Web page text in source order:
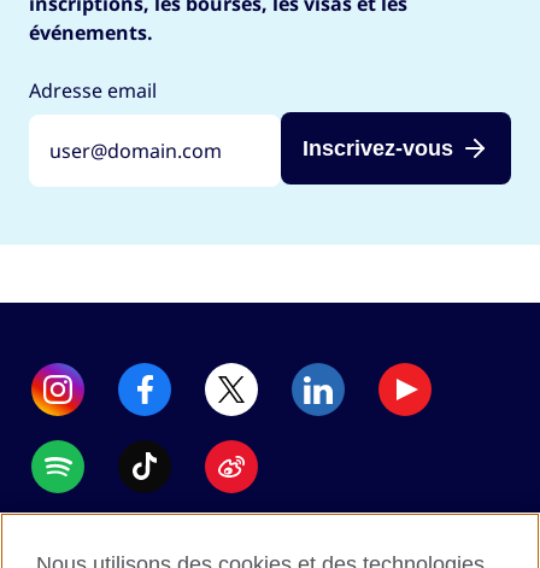
événements.
Adresse email
Inscrivez-vous
Accessibility